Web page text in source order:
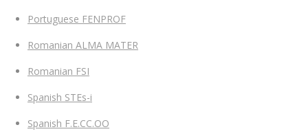
Portuguese FENPROF
Romanian ALMA MATER
Romanian FSI
Spanish STEs-i
Spanish F.E.CC.OO